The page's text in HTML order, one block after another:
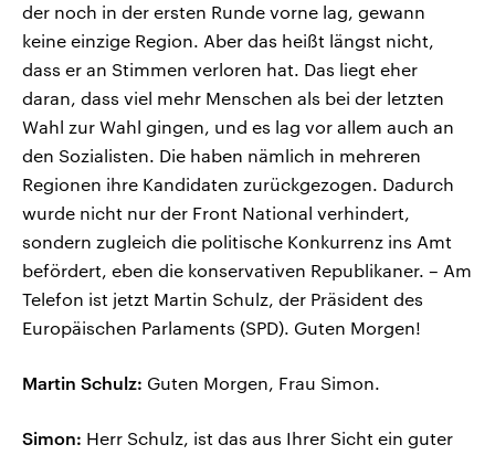
der noch in der ersten Runde vorne lag, gewann
keine einzige Region. Aber das heißt längst nicht,
dass er an Stimmen verloren hat. Das liegt eher
daran, dass viel mehr Menschen als bei der letzten
Wahl zur Wahl gingen, und es lag vor allem auch an
den Sozialisten. Die haben nämlich in mehreren
Regionen ihre Kandidaten zurückgezogen. Dadurch
wurde nicht nur der Front National verhindert,
sondern zugleich die politische Konkurrenz ins Amt
befördert, eben die konservativen Republikaner. – Am
Telefon ist jetzt Martin Schulz, der Präsident des
Europäischen Parlaments (SPD). Guten Morgen!
Martin Schulz: Guten Morgen, Frau Simon.
Simon: Herr Schulz, ist das aus Ihrer Sicht ein guter